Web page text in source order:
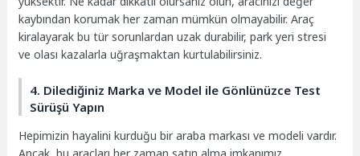
kaybından korumak her zaman mümkün olmayabilir. Araç
kiralayarak bu tür sorunlardan uzak durabilir, park yeri stresi
ve olası kazalarla uğraşmaktan kurtulabilirsiniz.
4. Dilediğiniz Marka ve Model ile Gönlünüzce Test
Sürüşü Yapın
Hepimizin hayalini kurduğu bir araba markası ve modeli vardır.